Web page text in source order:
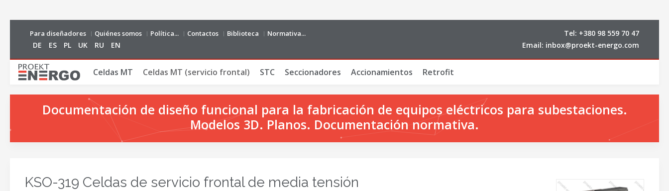
Para diseñadores Quiénes somos Política... Contactos Biblioteca Normativa...
DE ES PL UK RU EN
Tel: +380 98 559 70 47
Email: inbox@proekt-energo.com
Сeldas MT Celdas MT (servicio frontal) STC Seccionadores Accionamientos Retrofit
Documentación de diseño funcional para la fabricación de equipos eléctricos para subestaciones.
Modelos 3D. Planos. Documentación normativa.
KSO-319 Celdas de servicio frontal de media tensión